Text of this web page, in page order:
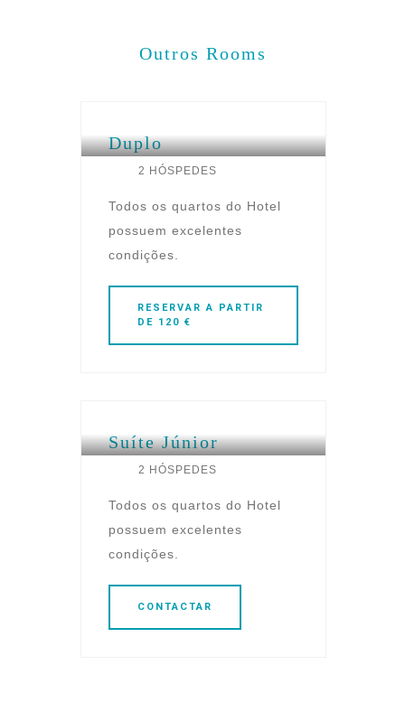
Outros Rooms
Duplo
2 HÓSPEDES
Todos os quartos do Hotel
possuem excelentes
condições.
RESERVARA PARTIR
DE 120 €
Suíte Júnior
2 HÓSPEDES
Todos os quartos do Hotel
possuem excelentes
condições.
CONTACTAR